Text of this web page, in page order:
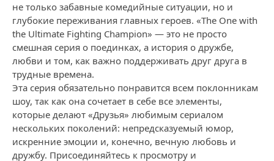
не только забавные комедийные ситуации, но и
глубокие переживания главных героев. «The One with
the Ultimate Fighting Champion» — это не просто
смешная серия о поединках, а история о дружбе,
любви и том, как важно поддерживать друг друга в
трудные времена.
Эта серия обязательно понравится всем поклонникам
шоу, так как она сочетает в себе все элементы,
которые делают «Друзья» любимым сериалом
нескольких поколений: непредсказуемый юмор,
искренние эмоции и, конечно, вечную любовь и
дружбу. Присоединяйтесь к просмотру и